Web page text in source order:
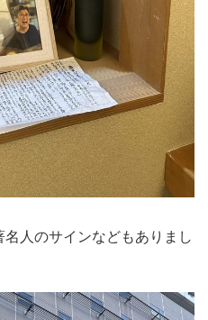
人のサインなどもありまし